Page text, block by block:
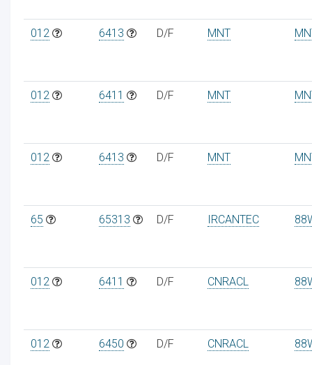
012 6413 D/F MNT
012 6411 D/F MNT
012 6413 D/F MNT
65 65313 D/F IRCANTEC
012 6411 D/F CNRACL
012 6450 D/F CNRACL